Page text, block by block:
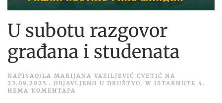
U subotu razgovor
građana i studenata
NAPISAO/LA MARIJANA VASILJEVIĆ CVETIĆ NA
23.09.2025. . OBJAVLJENO U DRUŠTVO, W ISTAKNUTE 4 .
НЕМА КОМЕНТАРА